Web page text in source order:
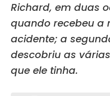
Richard, em duas
quando recebeu a
acidente; a
descobriu as
que ele tinha.